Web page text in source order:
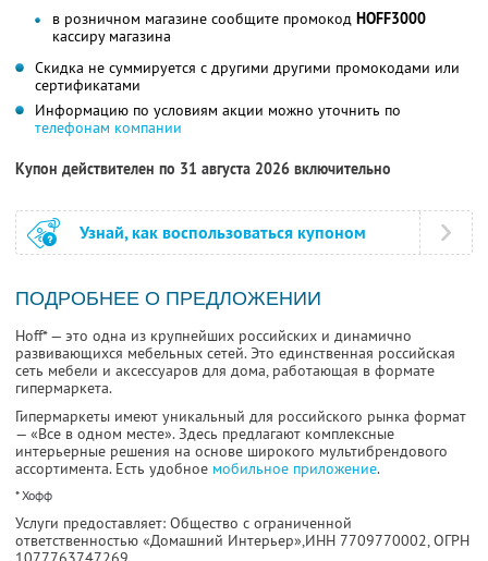
в розничном магазине сообщите промокод HOFF3000
кассиру магазина
Скидка не суммируется с другими другими промокодами или
сертификатами
Информацию по условиям акции можно уточнить по
телефонам компании
Купон действителен по 31 августа 2026 включительно
Узнай, как воспользоваться купоном
ПОДРОБНЕЕ О ПРЕДЛОЖЕНИИ
Hoff* — это одна из крупнейших российских и динамично
развивающихся мебельных сетей. Это единственная российская
сеть мебели и аксессуаров для дома, работающая в формате
гипермаркета.
Гипермаркеты имеют уникальный для российского рынка формат
— «Все в одном месте». Здесь предлагают комплексные
интерьерные решения на основе широкого мультибрендового
ассортимента. Есть удобное мобильное приложение.
* Хофф
Услуги предоставляет: Общество с ограниченной
ответственностью «Домашний Интерьер»,ИНН 7709770002, ОГРН